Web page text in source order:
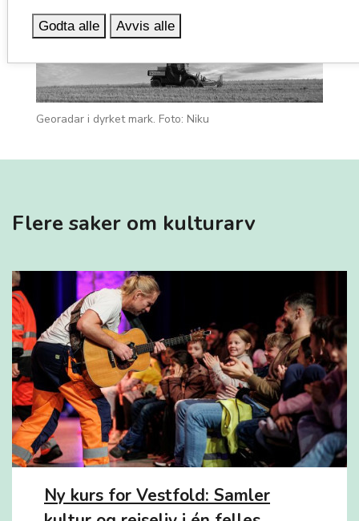
Georadar i dyrket mark. Foto: Niku
Flere saker om kulturarv
Ny kurs for Vestfold: Samler
Godta alle Avvis alle